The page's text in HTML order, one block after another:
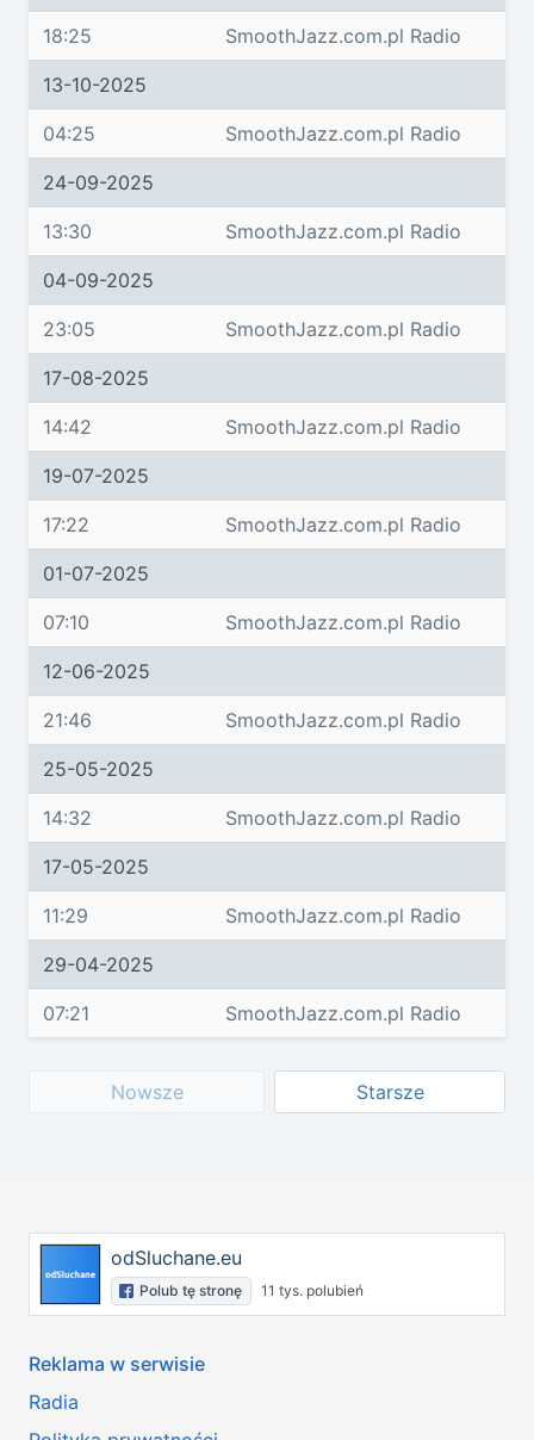
18:25 SmoothJazz.com.pl Radio
13-10-2025
04:25 SmoothJazz.com.pl Radio
24-09-2025
13:30 SmoothJazz.com.pl Radio
04-09-2025
23:05 SmoothJazz.com.pl Radio
17-08-2025
14:42 SmoothJazz.com.pl Radio
19-07-2025
17:22 SmoothJazz.com.pl Radio
01-07-2025
07:10 SmoothJazz.com.pl Radio
12-06-2025
21:46 SmoothJazz.com.pl Radio
25-05-2025
14:32 SmoothJazz.com.pl Radio
17-05-2025
11:29 SmoothJazz.com.pl Radio
29-04-2025
07:21 SmoothJazz.com.pl Radio
Nowsze Starsze
odSluchane.eu
Polub tę stronę 11 tys. polubień
Reklama w serwisie
Radia